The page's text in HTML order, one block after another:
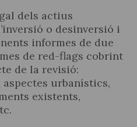
dels actius
o desinversió i
informes de due
de red-flags cobrint
de la revisió:
urbanístics,
existents,